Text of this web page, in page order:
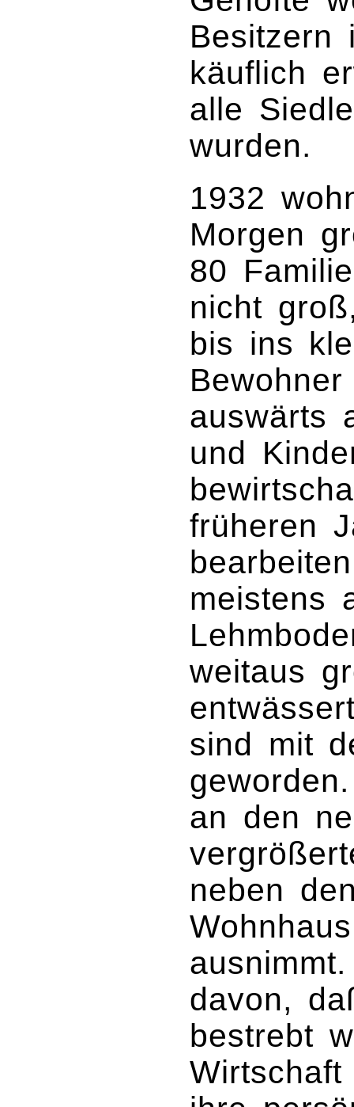
Besitzern
käuflich
alle
wurden.
1932
Morgen
80
nicht
bis ins
auswärts
und
früheren
meistens
weitaus
sind mit
an den
neben
davon,
bestrebt